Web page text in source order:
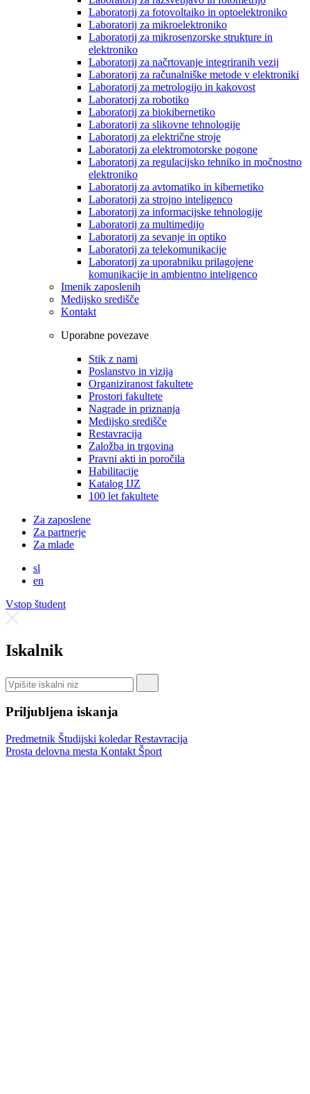
Laboratorij za fotovoltaiko in optoelektroniko
Laboratorij za mikroelektroniko
Laboratorij za mikrosenzorske strukture in
elektroniko
Laboratorij za načrtovanje integriranih vezij
Laboratorij za računalniške metode v elektroniki
Laboratorij za metrologijo in kakovost
Laboratorij za robotiko
Laboratorij za biokibernetiko
Laboratorij za slikovne tehnologije
Laboratorij za električne stroje
Laboratorij za elektromotorske pogone
Laboratorij za regulacijsko tehniko in močnostno
elektroniko
Laboratorij za avtomatiko in kibernetiko
Laboratorij za strojno inteligenco
Laboratorij za informacijske tehnologije
Laboratorij za multimedijo
Laboratorij za sevanje in optiko
Laboratorij za telekomunikacije
Laboratorij za uporabniku prilagojene
komunikacije in ambientno inteligenco
Imenik zaposlenih
Medijsko središče
Kontakt
Uporabne povezave
Stik z nami
Poslanstvo in vizija
Organiziranost fakultete
Prostori fakultete
Nagrade in priznanja
Medijsko središče
Restavracija
Založba in trgovina
Pravni akti in poročila
Habilitacije
Katalog IJZ
100 let fakultete
Za zaposlene
Za partnerje
Za mlade
sl
en
Vstop študent
Iskalnik
Priljubljena iskanja
Predmetnik Študijski koledarRestavracija
Prosta delovna mesta Kontakt Šport